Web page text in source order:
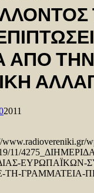
ΑΠΟ ΤΗΝ
2011
www.radiovereniki.gr/
11/
ΕΥΡΩΠΑΪΚΩΝ-
ΤΗ-ΓΡΑΜΜΑΤΕΙΑ-